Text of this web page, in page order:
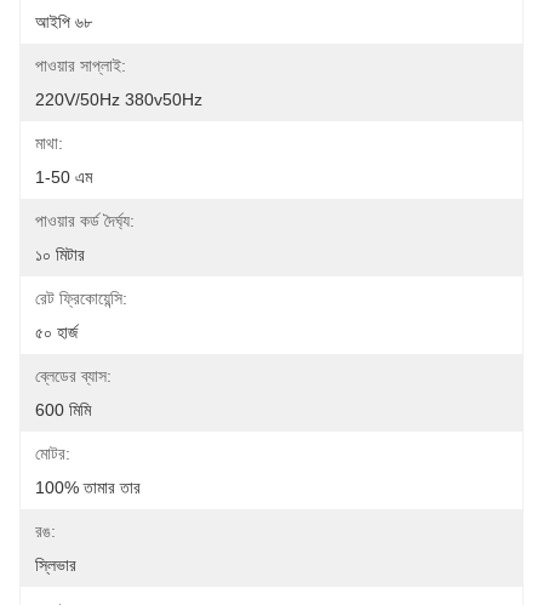
আইপি ৬৮
পাওয়ার সাপ্লাই:
220V/50Hz 380v50Hz
মাথা:
1-50 এম
পাওয়ার কর্ড দৈর্ঘ্য:
১০ মিটার
রেট ফ্রিকোয়েন্সি:
৫০ হার্জ
ব্লেডের ব্যাস:
600 মিমি
মোটর:
100% তামার তার
রঙ:
স্লিভার